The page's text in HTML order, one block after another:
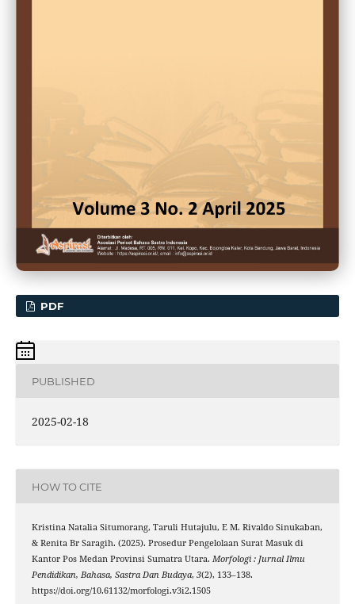
PDF
PUBLISHED
2025-02-18
HOW TO CITE
Kristina Natalia Situmorang, Taruli Hutajulu, E M. Rivaldo Sinukaban,
& Renita Br Saragih. (2025). Prosedur Pengelolaan Surat Masuk di
Kantor Pos Medan Provinsi Sumatra Utara. Morfologi : Jurnal Ilmu
Pendidikan, Bahasa, Sastra Dan Budaya, 3(2), 133–138.
https://doi.org/10.61132/morfologi.v3i2.1505